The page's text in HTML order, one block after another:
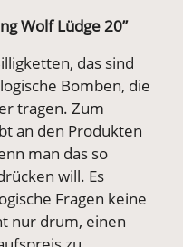
Wolf Lüdge 20’’
das sind
Bomben, die
tragen. Zum
an den Produkten
man das so
will. Es
Fragen keine
nur drum, einen